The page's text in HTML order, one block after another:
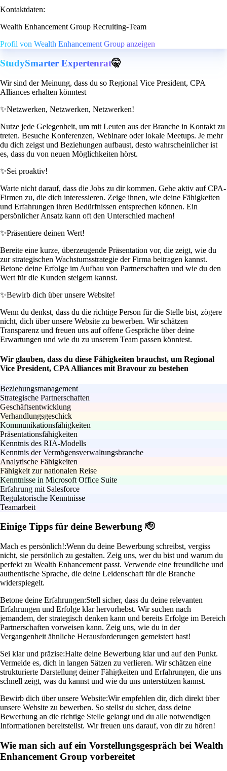
Kontaktdaten:
Wealth Enhancement Group Recruiting-Team
Profil von Wealth Enhancement Group anzeigen
StudySmarter Expertenrat🤫
Wir sind der Meinung, dass du so Regional Vice President, CPA
Alliances erhalten könntest
✨Netzwerken, Netzwerken, Netzwerken!
Nutze jede Gelegenheit, um mit Leuten aus der Branche in Kontakt zu
treten. Besuche Konferenzen, Webinare oder lokale Meetups. Je mehr
du dich zeigst und Beziehungen aufbaust, desto wahrscheinlicher ist
es, dass du von neuen Möglichkeiten hörst.
✨Sei proaktiv!
Warte nicht darauf, dass die Jobs zu dir kommen. Gehe aktiv auf CPA-
Firmen zu, die dich interessieren. Zeige ihnen, wie deine Fähigkeiten
und Erfahrungen ihren Bedürfnissen entsprechen können. Ein
persönlicher Ansatz kann oft den Unterschied machen!
✨Präsentiere deinen Wert!
Bereite eine kurze, überzeugende Präsentation vor, die zeigt, wie du
zur strategischen Wachstumsstrategie der Firma beitragen kannst.
Betone deine Erfolge im Aufbau von Partnerschaften und wie du den
Wert für die Kunden steigern kannst.
✨Bewirb dich über unsere Website!
Wenn du denkst, dass du die richtige Person für die Stelle bist, zögere
nicht, dich über unsere Website zu bewerben. Wir schätzen
Transparenz und freuen uns auf offene Gespräche über deine
Erwartungen und wie du zu unserem Team passen könntest.
Wir glauben, dass du diese Fähigkeiten brauchst, um Regional
Vice President, CPA Alliances mit Bravour zu bestehen
Beziehungsmanagement
Strategische Partnerschaften
Geschäftsentwicklung
Verhandlungsgeschick
Kommunikationsfähigkeiten
Präsentationsfähigkeiten
Kenntnis des RIA-Modells
Kenntnis der Vermögensverwaltungsbranche
Analytische Fähigkeiten
Fähigkeit zur nationalen Reise
Kenntnisse in Microsoft Office Suite
Erfahrung mit Salesforce
Regulatorische Kenntnisse
Teamarbeit
Einige Tipps für deine Bewerbung 🫡
Mach es persönlich!:Wenn du deine Bewerbung schreibst, vergiss
nicht, sie persönlich zu gestalten. Zeig uns, wer du bist und warum du
perfekt zu Wealth Enhancement passt. Verwende eine freundliche und
authentische Sprache, die deine Leidenschaft für die Branche
widerspiegelt.
Betone deine Erfahrungen:Stell sicher, dass du deine relevanten
Erfahrungen und Erfolge klar hervorhebst. Wir suchen nach
jemandem, der strategisch denken kann und bereits Erfolge im Bereich
Partnerschaften vorweisen kann. Zeig uns, wie du in der
Vergangenheit ähnliche Herausforderungen gemeistert hast!
Sei klar und präzise:Halte deine Bewerbung klar und auf den Punkt.
Vermeide es, dich in langen Sätzen zu verlieren. Wir schätzen eine
strukturierte Darstellung deiner Fähigkeiten und Erfahrungen, die uns
schnell zeigt, was du kannst und wie du uns unterstützen kannst.
Bewirb dich über unsere Website:Wir empfehlen dir, dich direkt über
unsere Website zu bewerben. So stellst du sicher, dass deine
Bewerbung an die richtige Stelle gelangt und du alle notwendigen
Informationen bereitstellst. Wir freuen uns darauf, von dir zu hören!
Wie man sich auf ein Vorstellungsgespräch bei Wealth
Enhancement Group vorbereitet